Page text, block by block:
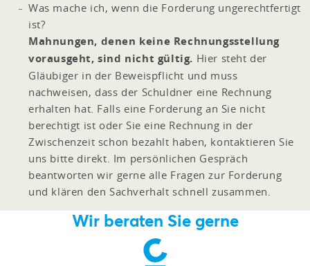
Was mache ich, wenn die Forderung ungerechtfertigt
ist?
Mahnungen, denen keine Rechnungsstellung
vorausgeht, sind nicht gültig. Hier steht der
Gläubiger in der Beweispflicht und muss
nachweisen, dass der Schuldner eine Rechnung
erhalten hat. Falls eine Forderung an Sie nicht
berechtigt ist oder Sie eine Rechnung in der
Zwischenzeit schon bezahlt haben, kontaktieren Sie
uns bitte direkt. Im persönlichen Gespräch
beantworten wir gerne alle Fragen zur Forderung
und klären den Sachverhalt schnell zusammen.
Wir beraten Sie gerne